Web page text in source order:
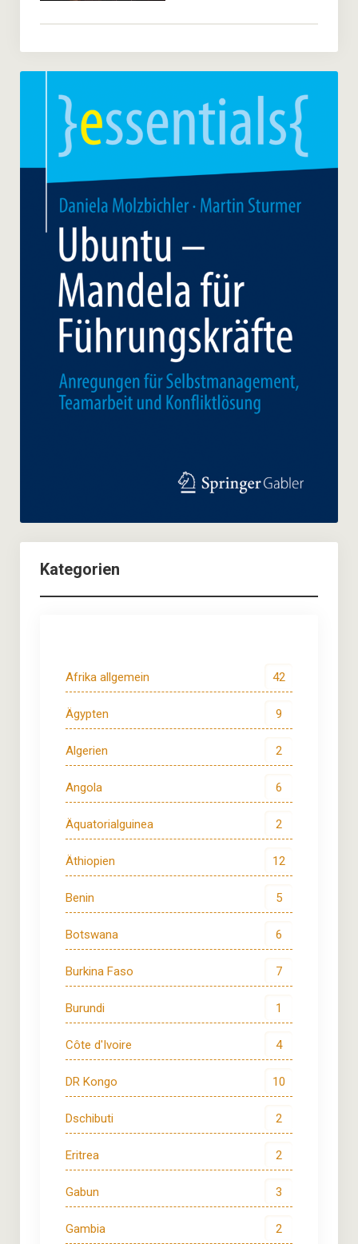
Kategorien
Afrika allgemein 42
Ägypten 9
Algerien 2
Angola 6
Äquatorialguinea 2
Äthiopien 12
Benin 5
Botswana 6
Burkina Faso 7
Burundi 1
Côte d'Ivoire 4
DR Kongo 10
Dschibuti 2
Eritrea 2
Gabun 3
Gambia 2